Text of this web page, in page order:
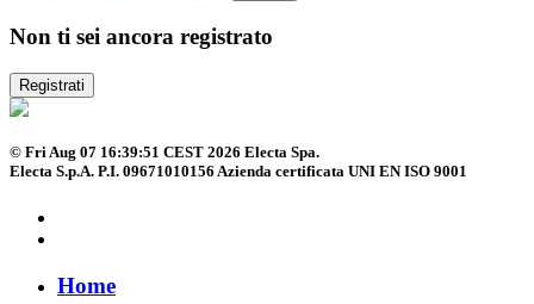
Non ti sei ancora registrato
Registrati
© Fri Aug 07 16:39:51 CEST 2026 Electa Spa.
Electa S.p.A. P.I. 09671010156 Azienda certificata UNI EN ISO 9001
Home